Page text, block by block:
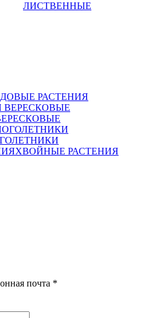
ЛИСТВЕННЫЕ
РАСТЕНИЯ
ХВОЙНЫЕ РАСТЕНИЯ
почта *